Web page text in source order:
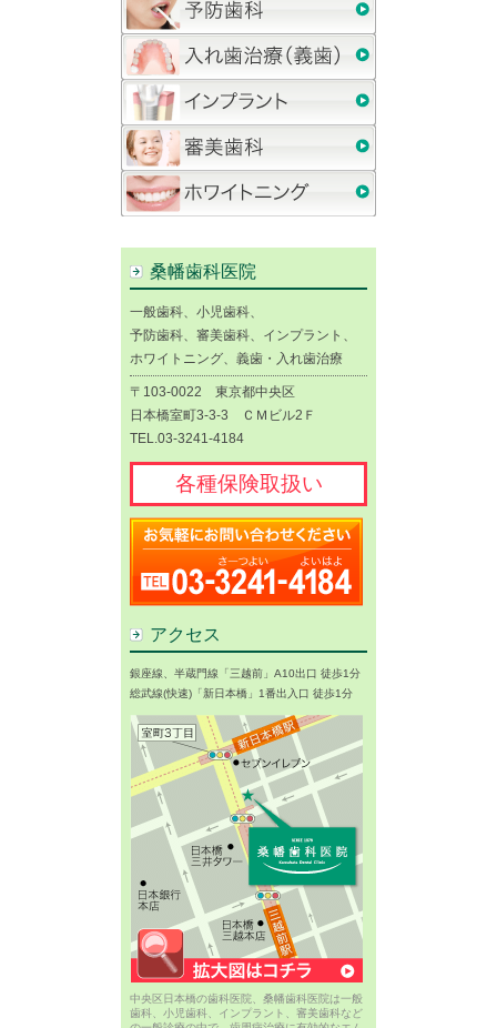
桑幡歯科医院
一般歯科、小児歯科、
予防歯科、審美歯科、インプラント、
ホワイトニング、義歯・入れ歯治療
〒103-0022 東京都中央区
日本橋室町3-3-3 ＣＭビル2Ｆ
TEL.03-3241-4184
各種保険取扱い
アクセス
銀座線、半蔵門線「三越前」A10出口 徒歩1分
総武線(快速)「新日本橋」1番出入口 徒歩1分
中央区日本橋の歯科医院、桑幡歯科医院は一般
歯科、小児歯科、インプラント、審美歯科など